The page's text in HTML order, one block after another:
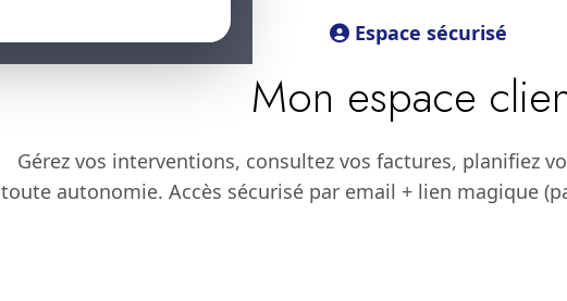
Espace sécurisé
Mon espace
Gérez vos interventions, consultez vos factures, planifiez
toute autonomie. Accès sécurisé par email + lien magique